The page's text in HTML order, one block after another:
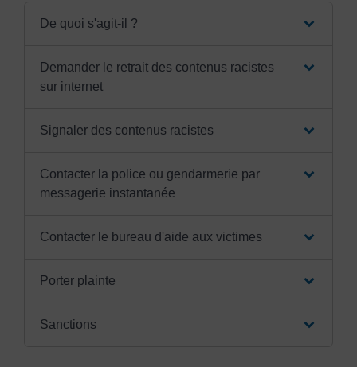
De quoi s'agit-il ?
Demander le retrait des contenus racistes
sur internet
Signaler des contenus racistes
Contacter la police ou gendarmerie par
messagerie instantanée
Contacter le bureau d'aide aux victimes
Porter plainte
Sanctions